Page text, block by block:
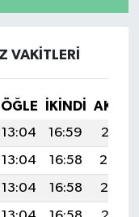
VAKITLERI
ÖĞLE İKINDI
13:04 16:59
20:21
13:04 16:58
20:20
13:04 16:58
20:19